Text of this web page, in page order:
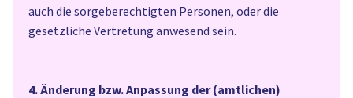
auch die sorgeberechtigten Personen, oder die
gesetzliche Vertretung anwesend sein.
4. Änderung bzw. Anpassung der (amtlichen)